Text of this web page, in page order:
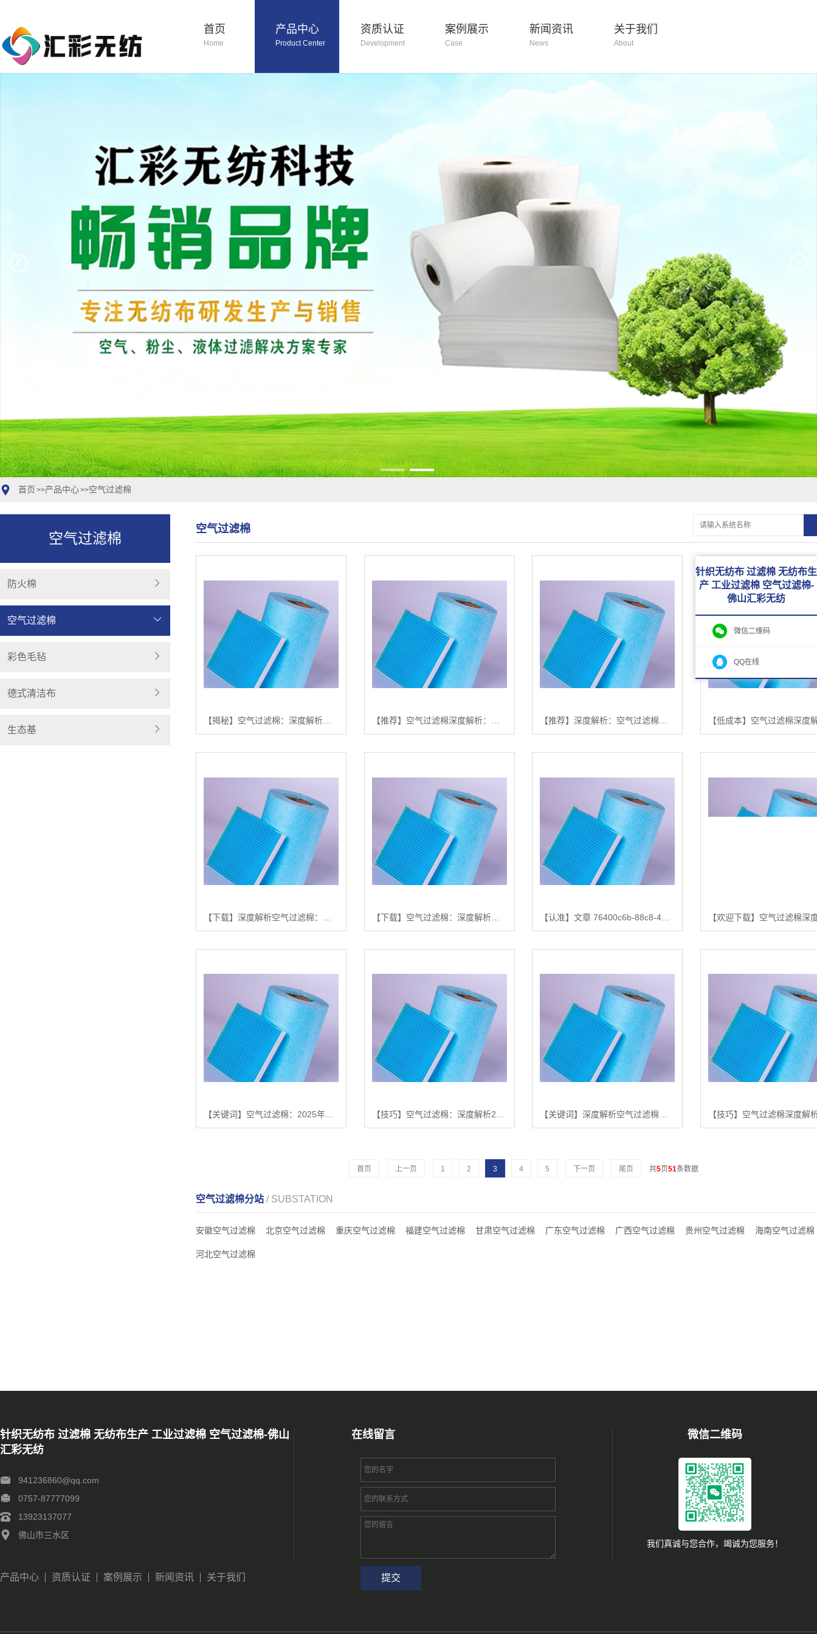
首页
Home
产品中心
Product Center
资质认证
Development
案例展示
Case
新闻资讯
News
关于我们
About
首页 >>产品中心>>空气过滤棉
空气过滤棉
防火棉
空气过滤棉
彩色毛毡
德式清洁布
生态基
空气过滤棉
【揭秘】空气过滤棉：深度解析行业趋势与品牌选择指南【空气过滤棉 评测】【有什么用?】 【推荐】空气过滤棉深度解析：从入门到高端，一站式选购与应用指南【怎么做?】 【推荐】深度解析：空气过滤棉的选择、应用与未来趋势 【空气过滤棉 评测】【哪家好?】
【下载】空气过滤棉：深度解析其在现代生活中的关键作用与选购指南 【空气过滤棉 评测 异味去除效果】【怎么样?】
首页 上一页 1 2 3 4 5 下一页 尾页 共5页51条数据
空气过滤棉分站 / SUBSTATION
安徽空气过滤棉 北京空气过滤棉 重庆空气过滤棉 福建空气过滤棉 甘肃空气过滤棉 广东空气过滤棉 广西空气过滤棉 贵州空气过滤棉 海南空气过滤棉
河北空气过滤棉
针织无纺布 过滤棉 无纺布生产 工业过滤棉 空气过滤棉-佛山
汇彩无纺
941236860@qq.com
0757-87777099
13923137077
佛山市三水区
产品中心 资质认证 案例展示 新闻资讯 关于我们
在线留言 微信二维码
我们真诚与您合作，竭诚为您服务！
针织无纺布 过滤棉 无纺布生
产 工业过滤棉 空气过滤棉-
佛山汇彩无纺
微信二维码
QQ在线